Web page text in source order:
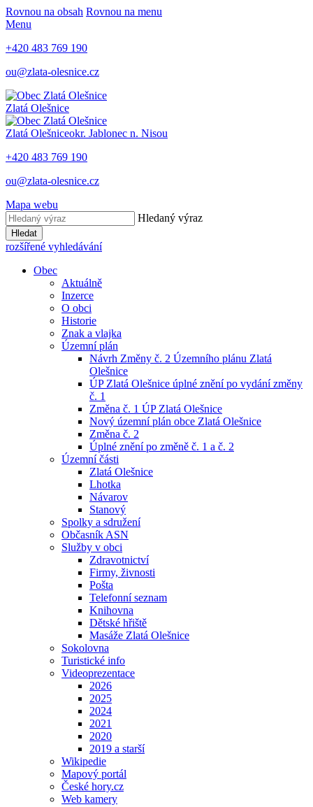
Rovnou na obsah Rovnou na menu
Menu
+420 483 769 190
ou@zlata-olesnice.cz
Zlatá Olešnice
Zlatá Olešniceokr. Jablonec n. Nisou
+420 483 769 190
ou@zlata-olesnice.cz
Mapa webu
Hledaný výraz
Hledat
rozšířené vyhledávání
Obec
Aktuálně
Inzerce
O obci
Historie
Znak a vlajka
Územní plán
Návrh Změny č. 2 Územního plánu Zlatá
Olešnice
ÚP Zlatá Olešnice úplné znění po vydání změny
č. 1
Změna č. 1 ÚP Zlatá Olešnice
Nový územní plán obce Zlatá Olešnice
Změna č. 2
Úplné znění po změně č. 1 a č. 2
Územní části
Zlatá Olešnice
Lhotka
Návarov
Stanový
Spolky a sdružení
Občasník ASN
Služby v obci
Zdravotnictví
Firmy, živnosti
Pošta
Telefonní seznam
Knihovna
Dětské hřiště
Masáže Zlatá Olešnice
Sokolovna
Turistické info
Videoprezentace
2026
2025
2024
2021
2020
2019 a starší
Wikipedie
Mapový portál
České hory.cz
Web kamery